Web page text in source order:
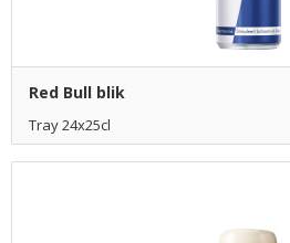
Red Bull blik
Tray 24x25cl